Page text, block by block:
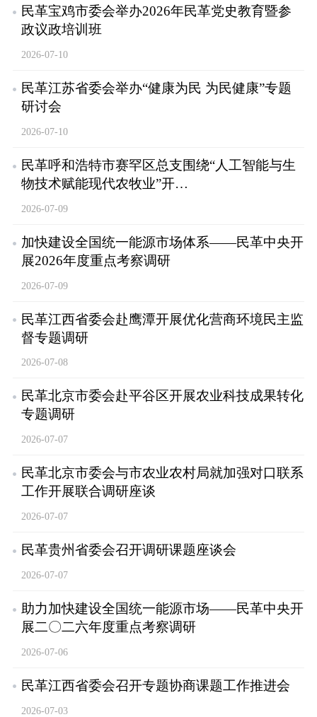
民革宝鸡市委会举办2026年民革党史教育暨参
政议政培训班
2026-07-10
民革江苏省委会举办“健康为民 为民健康”专题
研讨会
2026-07-10
民革呼和浩特市赛罕区总支围绕“人工智能与生
物技术赋能现代农牧业”开…
2026-07-09
加快建设全国统一能源市场体系——民革中央开
展2026年度重点考察调研
2026-07-09
民革江西省委会赴鹰潭开展优化营商环境民主监
督专题调研
2026-07-08
民革北京市委会赴平谷区开展农业科技成果转化
专题调研
2026-07-07
民革北京市委会与市农业农村局就加强对口联系
工作开展联合调研座谈
2026-07-07
民革贵州省委会召开调研课题座谈会
2026-07-07
助力加快建设全国统一能源市场——民革中央开
展二〇二六年度重点考察调研
2026-07-06
民革江西省委会召开专题协商课题工作推进会
2026-07-03